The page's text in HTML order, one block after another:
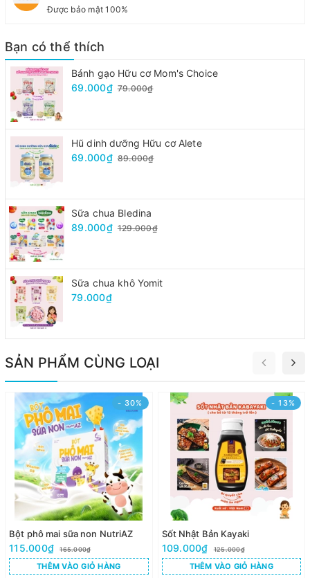
Được bảo mật 100%
Bạn có thể thích
Bánh gạo Hữu cơ Mom's Choice
69.000₫ 79.000₫
Hũ dinh dưỡng Hữu cơ Alete
69.000₫ 89.000₫
Sữa chua Bledina
89.000₫ 129.000₫
Sữa chua khô Yomit
79.000₫
SẢN PHẨM CÙNG LOẠI
- 30%
Bột phô mai sữa non NutriAZ
115.000₫ 165.000₫
THÊM VÀO GIỎ HÀNG
- 13%
Sốt Nhật Bản Kayaki
109.000₫ 125.000₫
THÊM VÀO GIỎ HÀNG